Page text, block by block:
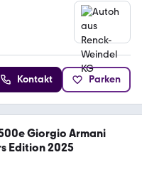
Kontakt Parken
Giorgio Armani
Edition 2025